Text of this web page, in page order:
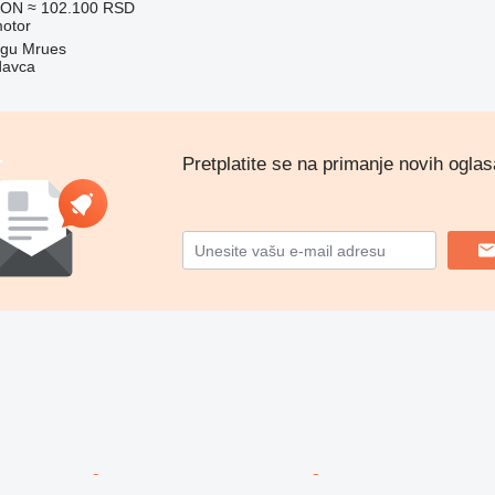
≈ 102.100 RSD
Mrues
Pretplatite se na primanje novih